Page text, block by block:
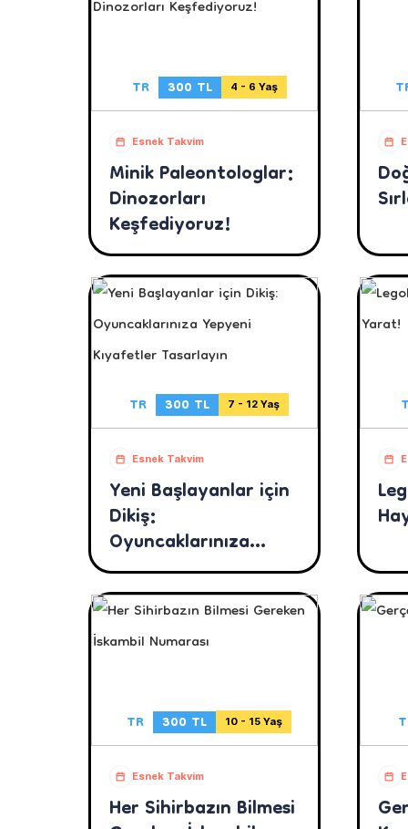
TR 300 TL 4 - 6 Yaş
Esnek Takvim
Minik Paleontologlar:
Dinozorları
Keşfediyoruz!
TR 300 TL 7 - 12 Yaş
Esnek Takvim
Yeni Başlayanlar için
Dikiş:
Oyuncaklarınıza
Yepyeni Kıyafetler
Tasarlayın
TR 300 TL 10 - 15 Yaş
Esnek Takvim
Her Sihirbazın Bilmesi